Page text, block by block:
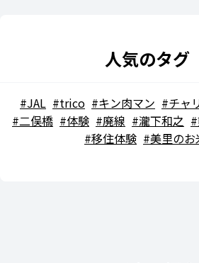
人気のタグ
JAL trico キン肉マン チャ
二俣橋
体験 廃線 瀧下和之
移住体験
美里のお